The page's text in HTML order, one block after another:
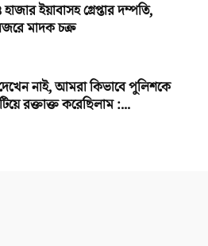
ইয়াবাসহ গ্রেপ্তার দম্পতি,
মাদক চক্র
নাই, আমরা কিভাবে পুলিশকে
রক্তাক্ত করেছিলাম :...